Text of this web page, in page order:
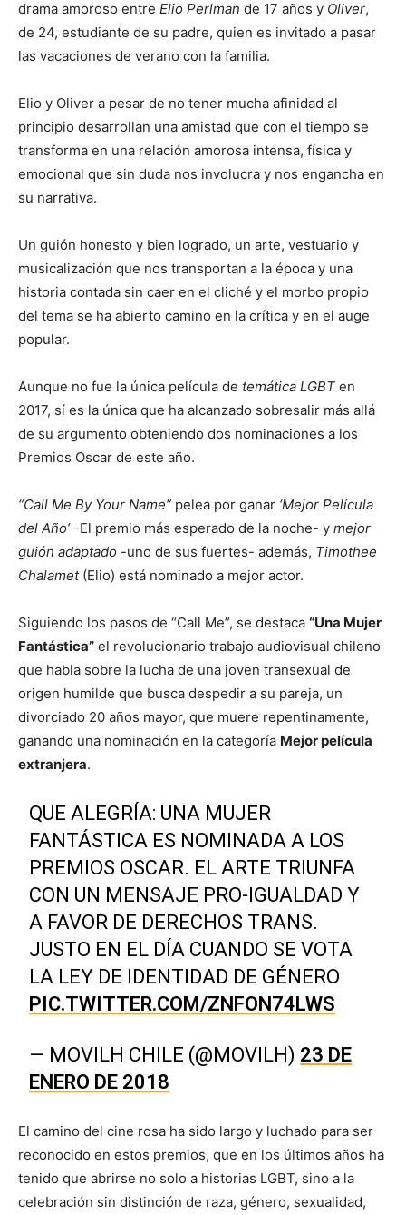
drama amoroso entre Elio Perlman de 17 años y Oliver,
de 24, estudiante de su padre, quien es invitado a pasar
las vacaciones de verano con la familia.
Elio y Oliver a pesar de no tener mucha afinidad al
principio desarrollan una amistad que con el tiempo se
transforma en una relación amorosa intensa, física y
emocional que sin duda nos involucra y nos engancha en
su narrativa.
Un guión honesto y bien logrado, un arte, vestuario y
musicalización que nos transportan a la época y una
historia contada sin caer en el cliché y el morbo propio
del tema se ha abierto camino en la crítica y en el auge
popular.
Aunque no fue la única película de temática LGBT en
2017, sí es la única que ha alcanzado sobresalir más allá
de su argumento obteniendo dos nominaciones a los
Premios Oscar de este año.
“Call Me By Your Name” pelea por ganar ‘Mejor Película
del Año’-El premio más esperado de la noche- y mejor
guión adaptado -uno de sus fuertes- además, Timothee
Chalamet(Elio) está nominado a mejor actor.
Siguiendo los pasos de “Call Me”, se destaca “Una Mujer
Fantástica” el revolucionario trabajo audiovisual chileno
que habla sobre la lucha de una joven transexual de
origen humilde que busca despedir a su pareja, un
divorciado 20 años mayor, que muere repentinamente,
ganando una nominación en la categoría Mejor película
extranjera.
QUE ALEGRÍA: UNA MUJER
FANTÁSTICA ES NOMINADA A LOS
PREMIOS OSCAR. EL ARTE TRIUNFA
CON UN MENSAJE PRO-IGUALDAD Y
A FAVOR DE DERECHOS TRANS.
JUSTO EN EL DÍA CUANDO SE VOTA
LA LEY DE IDENTIDAD DE GÉNERO
PIC.TWITTER.COM/ZNFON74LWS
— MOVILH CHILE (@MOVILH) 23 DE
ENERO DE 2018
El camino del cine rosa ha sido largo y luchado para ser
reconocido en estos premios, que en los últimos años ha
tenido que abrirse no solo a historias LGBT, sino a la
celebración sin distinción de raza, género, sexualidad,